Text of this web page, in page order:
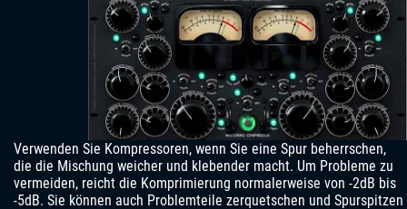
Verwenden Sie Kompressoren, wenn Sie eine Spur beherrschen,
die die Mischung weicher und klebender macht. Um Probleme zu
vermeiden, reicht die Komprimierung normalerweise von -2dB bis
-5dB. Sie können auch Problemteile zerquetschen und Spurspitzen